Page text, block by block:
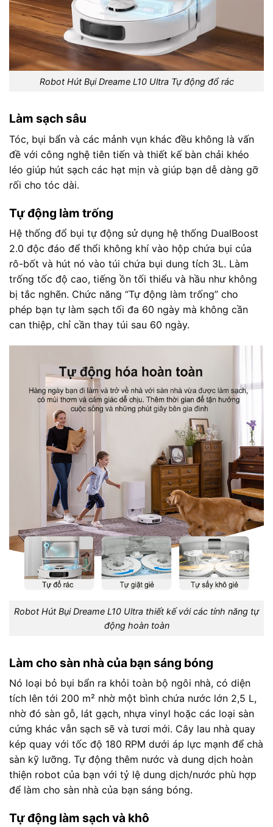
Robot Hút Bụi Dreame L10 Ultra Tự động đổ rác
Làm sạch sâu
Tóc, bụi bẩn và các mảnh vụn khác đều không là vấn
đề với công nghệ tiên tiến và thiết kế bàn chải khéo
léo giúp hút sạch các hạt mịn và giúp bạn dễ dàng gỡ
rối cho tóc dài.
Tự động làm trống
Hệ thống đổ bụi tự động sử dụng hệ thống DualBoost
2.0 độc đáo để thổi không khí vào hộp chứa bụi của
rô-bốt và hút nó vào túi chứa bụi dung tích 3L. Làm
trống tốc độ cao, tiếng ồn tối thiểu và hầu như không
bị tắc nghẽn. Chức năng “Tự động làm trống” cho
phép bạn tự làm sạch tối đa 60 ngày mà không cần
can thiệp, chỉ cần thay túi sau 60 ngày.
Robot Hút Bụi Dreame L10 Ultra thiết kế với các tính năng tự
động hoàn toàn
Làm cho sàn nhà của bạn sáng bóng
Nó loại bỏ bụi bẩn ra khỏi toàn bộ ngôi nhà, có diện
tích lên tới 200 m² nhờ một bình chứa nước lớn 2,5 L,
nhờ đó sàn gỗ, lát gạch, nhựa vinyl hoặc các loại sàn
cứng khác vẫn sạch sẽ và tươi mới. Cây lau nhà quay
kép quay với tốc độ 180 RPM dưới áp lực mạnh để chà
sàn kỹ lưỡng. Tự động thêm nước và dung dịch hoàn
thiện robot của bạn với tỷ lệ dung dịch/nước phù hợp
để làm cho sàn nhà của bạn sáng bóng.
Tự động làm sạch và khô